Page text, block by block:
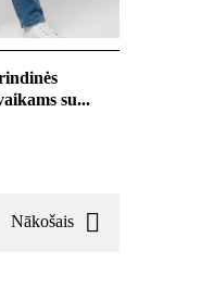
su...
Nākošais 